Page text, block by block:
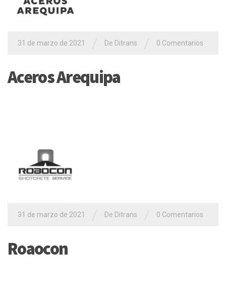
31 de marzo de 2021 De Ditrans 0 Comentarios
Aceros Arequipa
31 de marzo de 2021 De Ditrans 0 Comentarios
Roaocon